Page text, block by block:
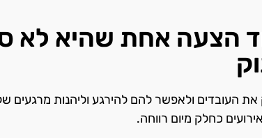
הצעה אחת שהיא
את העובדים ולאפשר להם להירגע וליהנות מרגעים
כחלק מיום רווחה.